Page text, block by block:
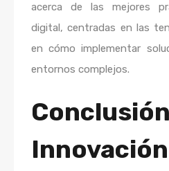
acerca de las mejores
digital, centradas en las
en cómo implementar
entornos complejos.